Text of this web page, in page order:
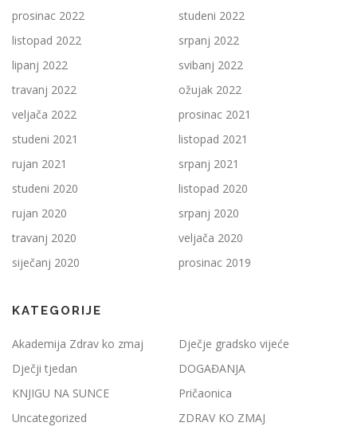
prosinac 2022
studeni 2022
listopad 2022
srpanj 2022
lipanj 2022
svibanj 2022
travanj 2022
ožujak 2022
veljača 2022
prosinac 2021
studeni 2021
listopad 2021
rujan 2021
srpanj 2021
studeni 2020
listopad 2020
rujan 2020
srpanj 2020
travanj 2020
veljača 2020
siječanj 2020
prosinac 2019
KATEGORIJE
Akademija Zdrav ko zmaj
Dječje gradsko vijeće
Dječji tjedan
DOGAĐANJA
KNJIGU NA SUNCE
Pričaonica
Uncategorized
ZDRAV KO ZMAJ